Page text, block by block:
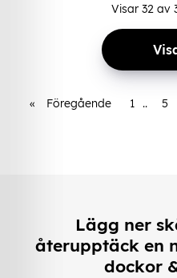
Visar 32av
« Föregående 1 .. 5
Lägg ner
återupptäck en
dockor